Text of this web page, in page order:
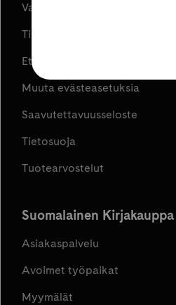
Varaa ja Nouda
Tilaus- ja toimitusehdot
Etujen ja kampanjoiden ehdot
Muuta evästeasetuksia
Saavutettavuusseloste
Tietosuoja
Tuotearvostelut
Suomalainen Kirjakauppa
Asiakaspalvelu
Avoimet työpaikat
Myymälät